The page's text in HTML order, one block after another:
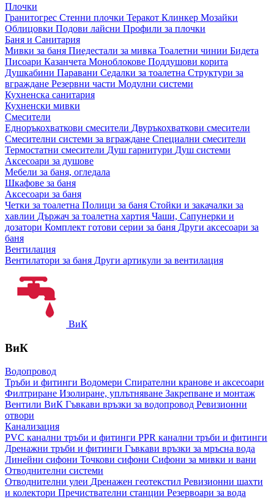
Плочки
Гранитогрес Стенни плочки Теракот Клинкер Мозайки
Облицовки Подови лайсни Профили за плочки
Баня и Санитария
Мивки за баня Пиедестали за мивка Тоалетни чинии Бидета
Писоари Казанчета Моноблокове Поддушови корита
Душкабини Паравани Седалки за тоалетна Структури за
вграждане Резервни части Модулни системи
Кухненска санитария
Кухненски мивки
Смесители
Едноръкохваткови смесители Двуръкохваткови смесители
Смесителни системи за вграждане Специални смесители
Термостатни смесители Душ гарнитури Душ системи
Аксесоари за душове
Мебели за баня, огледала
Шкафове за баня
Аксесоари за баня
Четки за тоалетна Полици за баня Стойки и закачалки за
хавлии Държач за тоалетна хартия Чаши, Сапунерки и
дозатори Комплект готови серии за баня Други аксесоари за
баня
Вентилация
Вентилатори за баня Други артикули за вентилация
ВиК
ВиК
Водопровод
Тръби и фитинги Водомери Спирателни кранове и аксесоари
Филтриране Изолиране, уплътняване Закрепване и монтаж
Вентили ВиК Гъвкави връзки за водопровод Ревизионни
отвори
Канализация
PVC канални тръби и фитинги PPR канални тръби и фитинги
Дренажни тръби и фитинги Гъвкави връзки за мръсна вода
Линейни сифони Точкови сифони Сифони за мивки и вани
Отводнителни системи
Отводнителни улеи Дренажен геотекстил Ревизионни шахти
и колектори Пречиствателни станции Резервоари за вода